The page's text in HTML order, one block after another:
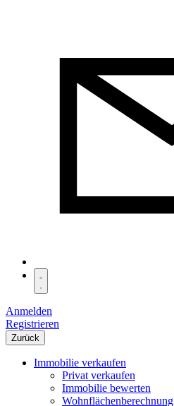
Anmelden
Registrieren
Zurück
Immobilie verkaufen
Privat verkaufen
Immobilie bewerten
Wohnflächenberechnung